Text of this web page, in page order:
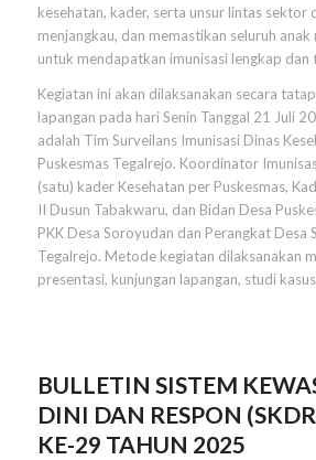
kesehatan, kader, serta unsur lintas sektor
menjangkau, dan memastikan seluruh
untuk mendapatkan imunisasi lengkap dan
Kegiatan ini akan dilaksanakan secara
lapangan pada hari Senin Tanggal 21 Juli
adalah Tim Surveilans Imunisasi Dinas
Puskesmas Tegalrejo. Koordinator
(satu) kader Kesehatan per Puskesmas,
II Dusun Tabakwaru, dan Bidan Desa
PKK Desa Soroyudan dan Perangkat Desa
Tegalrejo. Metode kegiatan dilaksanakan
presentasi, kunjungan lapangan, studi
BULLETIN SISTEM
DINI DAN RESPON
KE-29 TAHUN 2025